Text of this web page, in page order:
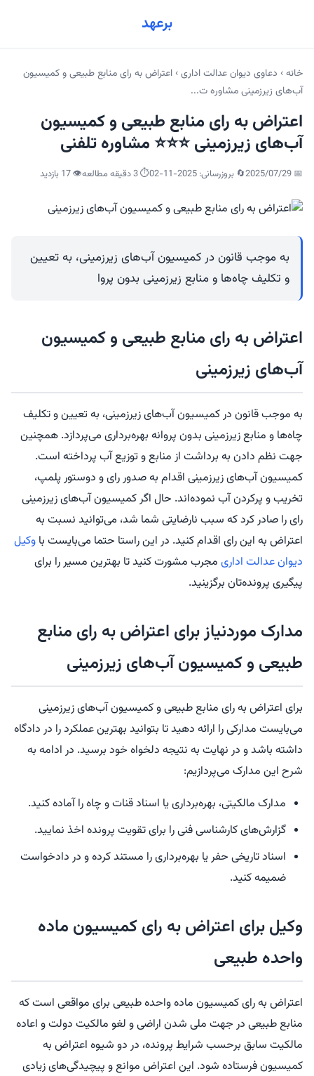
برعهد
خانه› دعاوی دیوان عدالت اداری› اعتراض به رای منابع طبیعی و کمیسیون
آب‌های زیرزمینی مشاوره ت...
اعتراض به رای منابع طبیعی و کمیسیون
آب‌های زیرزمینی ⭐⭐⭐ مشاوره تلفنی
📅
2025/07/29🔄 بروزرسانی: 2025-11-02 ⏱️ 3 دقیقه مطالعه 👁️
17 بازدید
به موجب قانون در کمیسیون آب‌های زیرزمینی، به تعیین
و تکلیف چاه‌ها و منابع زیرزمینی بدون پروا
اعتراض به رای منابع طبیعی و کمیسیون
آب‌های زیرزمینی
به موجب قانون در کمیسیون آب‌های زیرزمینی، به تعیین و تکلیف
چاه‌ها و منابع زیرزمینی بدون پروانه بهره‌برداری می‌پردازد. همچنین
جهت نظم دادن به برداشت از منابع و توزیع آب پرداخته است.
کمیسیون آب‌های زیرزمینی اقدام به صدور رای و دوستور پلمپ،
تخریب و پرکردن آب نموده‌اند. حال اگر کمیسیون آب‌های زیرزمینی
رای را صادر کرد که سبب نارضایتی شما شد، می‌توانید نسبت به
اعتراض به این رای اقدام کنید. در این راستا حتما می‌بایست با وکیل
دیوان عدالت اداری مجرب مشورت کنید تا بهترین مسیر را برای
پیگیری پرونده‌تان برگزینید.
مدارک موردنیاز برای اعتراض به رای منابع
طبیعی و کمیسیون آب‌های زیرزمینی
برای اعتراض به رای منابع طبیعی و کمیسیون آب‌های زیرزمینی
می‌بایست مدارکی را ارائه دهید تا بتوانید بهترین عملکرد را در دادگاه
داشته باشد و در نهایت به نتیجه دلخواه خود برسید. در ادامه به
شرح این مدارک می‌پردازیم:
مدارک مالکیتی، بهره‌برداری یا اسناد قنات و چاه را آماده کنید.
گزارش‌های کارشناسی فنی را برای تقویت پرونده اخذ نمایید.
اسناد تاریخی حفر یا بهره‌برداری را مستند کرده و در دادخواست
ضمیمه کنید.
وکیل برای اعتراض به رای کمیسیون ماده
واحده طبیعی
اعتراض به رای کمیسیون ماده واحده طبیعی برای مواقعی است که
منابع طبیعی در جهت ملی شدن اراضی و لغو مالکیت دولت و اعاده
مالکیت سابق برحسب شرایط پرونده، در دو شیوه اعتراض به
کمیسیون فرستاده شود. این اعتراض موانع و پیچیدگی‌های زیادی